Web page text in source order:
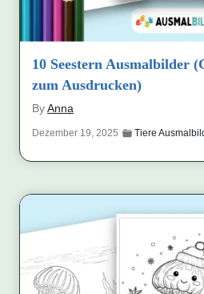
10 Seestern Ausmalbilder
zum Ausdrucken)
ByAnna
Dezember 19, 2025 Tiere